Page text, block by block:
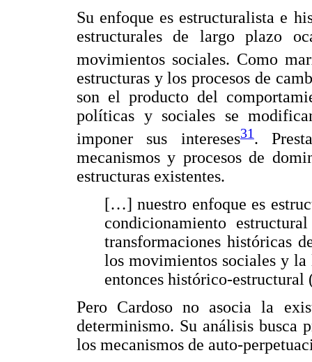
Su enfoque es estructuralista e
estructurales de largo plazo
movimientos sociales. Como
estructuras y los procesos de
son el producto del
políticas y sociales se
imponer sus intereses31.
mecanismos y procesos de
estructuras existentes.
[…] nuestro enfoque es
condicionamiento
transformaciones históricas
los movimientos sociales y la
entonces histórico-
Pero Cardoso no asocia la
determinismo. Su análisis busca
los mecanismos de auto-